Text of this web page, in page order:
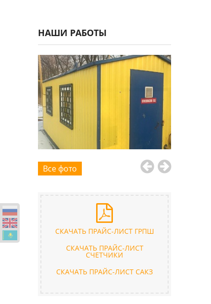
НАШИ РАБОТЫ
Все фото
СКАЧАТЬ ПРАЙС-ЛИСТ ГРПШ
СКАЧАТЬ ПРАЙС-ЛИСТ
СЧЕТЧИКИ
СКАЧАТЬ ПРАЙС-ЛИСТ САКЗ